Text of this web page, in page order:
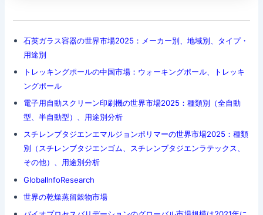
石英ガラス容器の世界市場2025：メーカー別、地域別、タイプ・
用途別
トレッキングポールの中国市場：ウォーキングポール、トレッキ
ングポール
電子用自動スクリーン印刷機の世界市場2025：種類別（全自動
型、半自動型）、用途別分析
スチレンブタジエンエマルジョンポリマーの世界市場2025：種類
別（スチレンブタジエンゴム、スチレンブタジエンラテックス、
その他）、用途別分析
GlobalInfoResearch
世界の乾燥蒸留穀物市場